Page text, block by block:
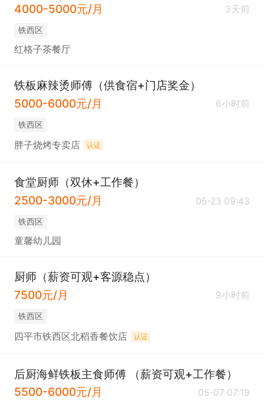
4000-5000元/月 3天前
铁西区
红格子茶餐厅
铁板麻辣烫师傅（供食宿+门店奖金）
5000-6000元/月
6小时前
铁西区
胖子烧烤专卖店 认证
食堂厨师（双休+工作餐）
2500-3000元/月
05-23 09:43
铁西区
童馨幼儿园
厨师（薪资可观+客源稳点）
7500元/月
9小时前
铁西区
四平市铁西区北稻香餐饮店 认证
后厨海鲜铁板主食师傅 （薪资可观+工作餐）
5500-6000元/月
05-07 07:19